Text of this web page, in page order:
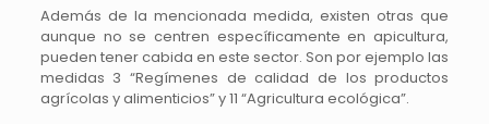
Además de la mencionada medida, existen otras que
aunque no se centren específicamente en apicultura,
pueden tener cabida en este sector. Son por ejemplo las
medidas 3 “Regímenes de calidad de los productos
agrícolas y alimenticios” y 11 “Agricultura ecológica”.